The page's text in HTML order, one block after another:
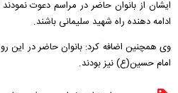
ایشان از بانوان حاضر در مراسم دعوت
ادامه دهنده راه شهید سلیمانی باشند.
وی همچنین اضافه کرد: بانوان حاضر در این
امام حسین(ع) نیز بودند.